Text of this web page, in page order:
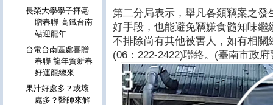
第二分局表示，舉凡各類竊案之
好手段，也能避免竊嫌食髓知味
不排除尚有其他被害人，如有相
(06：222-2422)聯絡。(臺南市政
長榮大學學子揮毫
贈春聯 高鐵台南
站迎龍年
台電台南區處喜贈
春聯 龍年賀新春
好運龍總來
果汁好處多？或壞
處多？醫師來解